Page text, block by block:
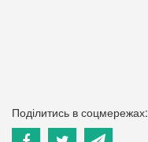
Поділитись в соцмережах: